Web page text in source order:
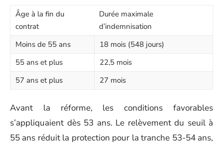
Âge à la fin du
contrat
Durée maximale
d’indemnisation
Moins de 55 ans
18 mois (548 jours)
55 ans et plus
22,5 mois
57 ans et plus
27 mois
Avant la réforme, les conditions favorables
s’appliquaient dès 53 ans. Le relèvement du seuil à
55 ans réduit la protection pour la tranche 53-54 ans,